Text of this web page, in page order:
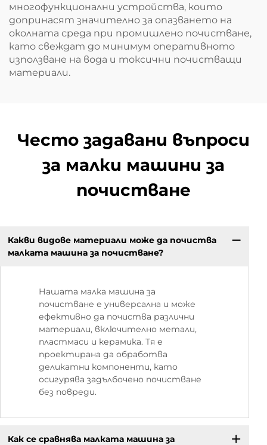
многофункционални устройства, които
допринасят значително за опазването на
околната среда при промишлено почистване,
като свеждат до минимум оперативното
използване на вода и токсични почистващи
материали.
Често задавани въпроси
за малки машини за
почистване
Какви видове материали може да почиства
малката машина за почистване?
Нашата малка машина за
почистване е универсална и може
ефективно да почиства различни
материали, включително метали,
пластмаси и керамика. Тя е
проектирана да обработва
деликатни компоненти, като
осигурява задълбочено почистване
без повреди.
Как се сравнява малката машина за